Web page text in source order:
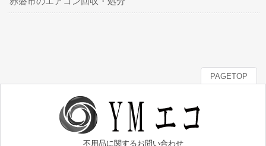
PAGETOP
不用品に関するお問い合わせ